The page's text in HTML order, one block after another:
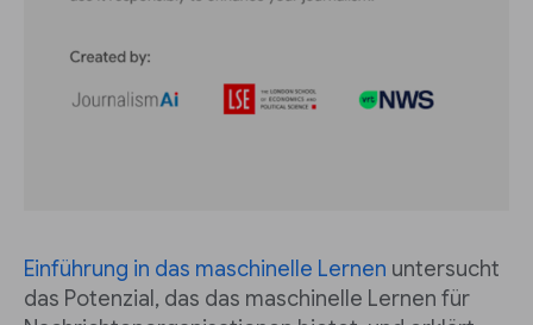
Einführung in das maschinelle Lernen untersucht
das Potenzial, das das maschinelle Lernen für